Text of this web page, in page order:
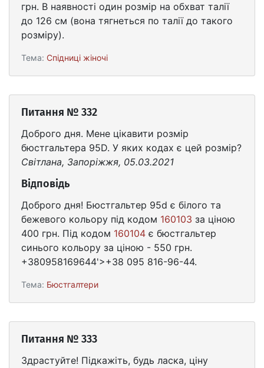
грн. В наявності один розмір на обхват талії
до 126 см (вона тягнеться по талії до такого
розміру).
Тема: Спідниці жіночі
Питання № 332
Доброго дня. Мене цікавити розмір
бюстгальтера 95D. У яких кодах є цей розмір?
Світлана, Запоріжжя, 05.03.2021
Відповідь
Доброго дня! Бюстгальтер 95d є білого та
бежевого кольору під кодом 160103 за ціною
400 грн. Під кодом 160104 є бюстгальтер
синього кольору за ціною - 550 грн.
+380958169644'>+38 095 816-96-44.
Тема: Бюстгалтери
Питання № 333
Здрастуйте! Підкажіть, будь ласка, ціну